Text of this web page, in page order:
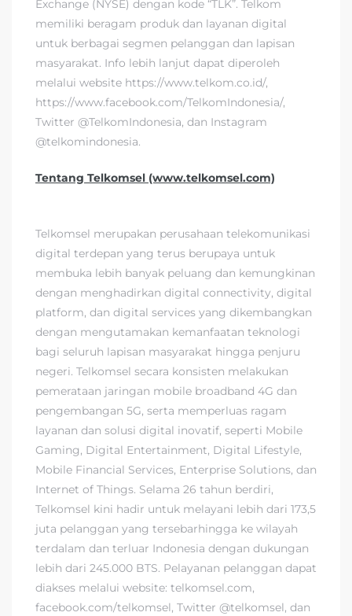
Exchange (NYSE) dengan kode “TLK”. Telkom
memiliki beragam produk dan layanan digital
untuk berbagai segmen pelanggan dan lapisan
masyarakat. Info lebih lanjut dapat diperoleh
melalui website https://www.telkom.co.id/,
https://www.facebook.com/TelkomIndonesia/,
Twitter @TelkomIndonesia, dan Instagram
@telkomindonesia.
Tentang Telkomsel (www.telkomsel.com)
Telkomsel merupakan perusahaan telekomunikasi
digital terdepan yang terus berupaya untuk
membuka lebih banyak peluang dan kemungkinan
dengan menghadirkan digital connectivity, digital
platform, dan digital services yang dikembangkan
dengan mengutamakan kemanfaatan teknologi
bagi seluruh lapisan masyarakat hingga penjuru
negeri. Telkomsel secara konsisten melakukan
pemerataan jaringan mobile broadband 4G dan
pengembangan 5G, serta memperluas ragam
layanan dan solusi digital inovatif, seperti Mobile
Gaming, Digital Entertainment, Digital Lifestyle,
Mobile Financial Services, Enterprise Solutions, dan
Internet of Things. Selama 26 tahun berdiri,
Telkomsel kini hadir untuk melayani lebih dari 173,5
juta pelanggan yang tersebarhingga ke wilayah
terdalam dan terluar Indonesia dengan dukungan
lebih dari 245.000 BTS. Pelayanan pelanggan dapat
diakses melalui website: telkomsel.com,
facebook.com/telkomsel, Twitter @telkomsel, dan